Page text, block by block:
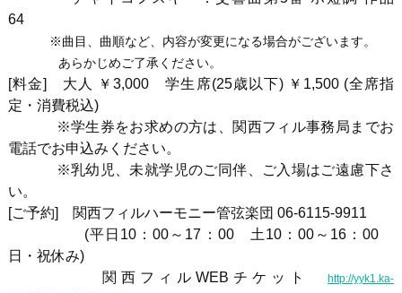
64
※曲目、曲順など、内容が変更になる場合がございます。
あらかじめご了承ください。
[料金] 大人 ￥3,000 学生席(25歳以下) ￥1,500 (全席指
定・消費税込)
※学生券をお求めの方は、関西フィル事務局までお
電話でお申込みください。
※乳幼児、未就学児のご同伴、ご入場はご遠慮下さ
い。
[ご予約] 関西フィルハーモニー管弦楽団 06-6115-9911
(平日10：00～17：00 土10：00～16：00
日・祝休み)
関西フィルWEBチケットhttp://yyk1.ka-